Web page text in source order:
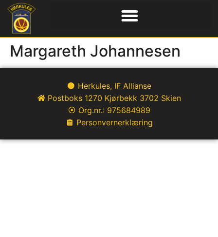
Margareth Johannesen
Herkules, IF Allianse
Postboks 1270 Kjørbekk 3702 Skien
Org.nr.: 975684989
Personvernerklæring